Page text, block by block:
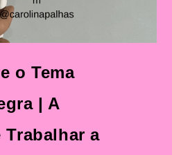
o Tema
| A
a